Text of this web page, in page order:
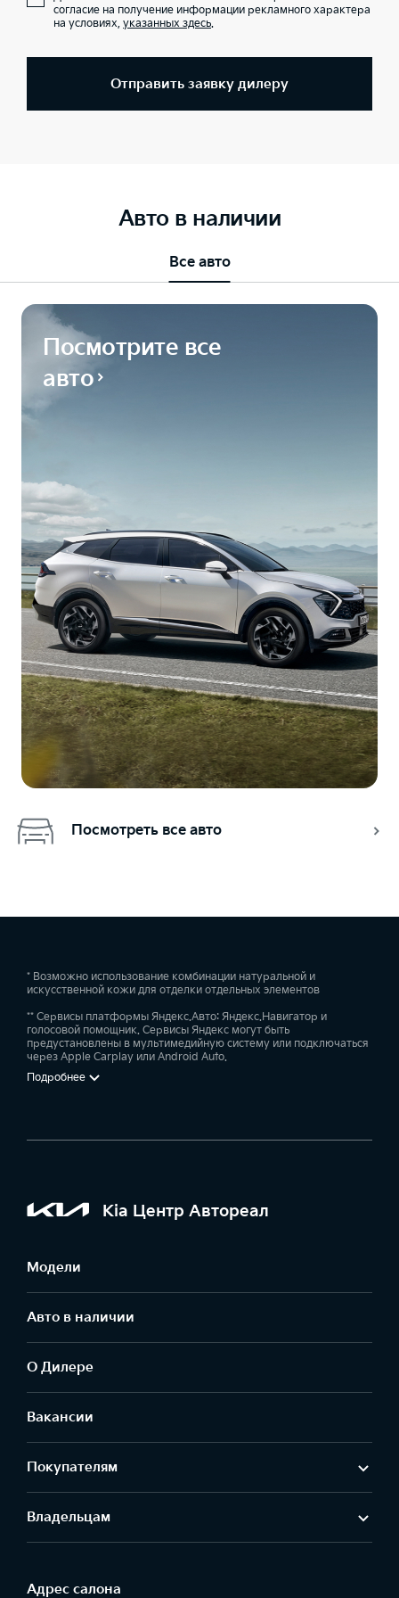
согласие на получение информации рекламного характера
на условиях, указанных здесь.
Отправить заявку дилеру
Авто в наличии
Все авто
Посмотрите все
авто
Посмотреть все авто
* Возможно использование комбинации натуральной и
искусственной кожи для отделки отдельных элементов
** Сервисы платформы Яндекс.Авто: Яндекс.Навигатор и
голосовой помощник. Сервисы Яндекс могут быть
предустановлены в мультимедийную систему или подключаться
через Apple Carplay или Android Auto.
Подробнее
Kia Центр Автореал
Модели
Авто в наличии
О Дилере
Вакансии
Покупателям
Владельцам
Адрес салонa